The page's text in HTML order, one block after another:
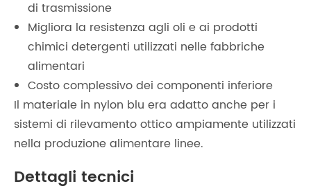
di trasmissione
Migliora la resistenza agli oli e ai prodotti
chimici detergenti utilizzati nelle fabbriche
alimentari
Costo complessivo dei componenti inferiore
Il materiale in nylon blu era adatto anche per i
sistemi di rilevamento ottico ampiamente utilizzati
nella produzione alimentare linee.
Dettagli tecnici